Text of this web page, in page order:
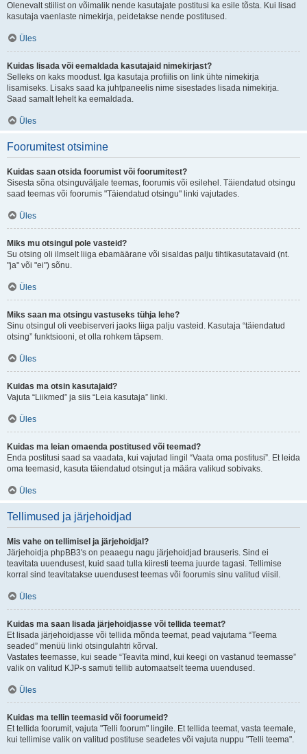
Olenevalt stiilist on võimalik nende kasutajate postitusi ka esile tõsta. Kui lisad
kasutaja vaenlaste nimekirja, peidetakse nende postitused.
Üles
Kuidas lisada või eemaldada kasutajaid nimekirjast?
Selleks on kaks moodust. Iga kasutaja profiilis on link ühte nimekirja
lisamiseks. Lisaks saad ka juhtpaneelis nime sisestades lisada nimekirja.
Saad samalt lehelt ka eemaldada.
Üles
Foorumitest otsimine
Kuidas saan otsida foorumist või foorumitest?
Sisesta sõna otsinguväljale teemas, foorumis või esilehel. Täiendatud otsingu
saad teemas või foorumis "Täiendatud otsingu" linki vajutades.
Üles
Miks mu otsingul pole vasteid?
Su otsing oli ilmselt liiga ebamäärane või sisaldas palju tihtikasutatavaid (nt.
"ja" või "ei") sõnu.
Üles
Miks saan ma otsingu vastuseks tühja lehe?
Sinu otsingul oli veebiserveri jaoks liiga palju vasteid. Kasutaja “täiendatud
otsing” funktsiooni, et olla rohkem täpsem.
Üles
Kuidas ma otsin kasutajaid?
Vajuta “Liikmed” ja siis “Leia kasutaja” linki.
Üles
Kuidas ma leian omaenda postitused või teemad?
Enda postitusi saad sa vaadata, kui vajutad lingil “Vaata oma postitusi”. Et leida
oma teemasid, kasuta täiendatud otsingut ja määra valikud sobivaks.
Üles
Tellimused ja järjehoidjad
Mis vahe on tellimisel ja järjehoidjal?
Järjehoidja phpBB3's on peaaegu nagu järjehoidjad brauseris. Sind ei
teavitata uuendusest, kuid saad tulla kiiresti teema juurde tagasi. Tellimise
korral sind teavitatakse uuendusest teemas või foorumis sinu valitud viisil.
Üles
Kuidas ma saan lisada järjehoidjasse või tellida teemat?
Et lisada järjehoidjasse või tellida mõnda teemat, pead vajutama “Teema
seaded” menüü linki otsingulahtri kõrval.
Vastates teemasse, kui seade “Teavita mind, kui keegi on vastanud teemasse”
valik on valitud KJP-s samuti tellib automaatselt teema uuendused.
Üles
Kuidas ma tellin teemasid või foorumeid?
Et tellida foorumit, vajuta "Telli foorum" lingile. Et tellida teemat, vasta teemale,
kui tellimise valik on valitud postituse seadetes või vajuta nuppu "Telli teema".